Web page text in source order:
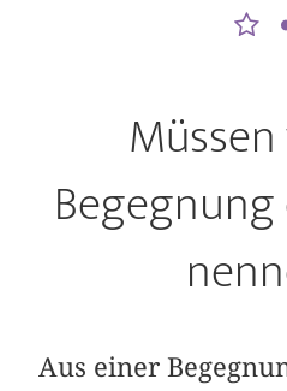
Aus einer